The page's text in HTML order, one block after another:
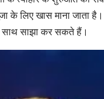
के लिए खास माना
साथ साझा कर सकते हैं।